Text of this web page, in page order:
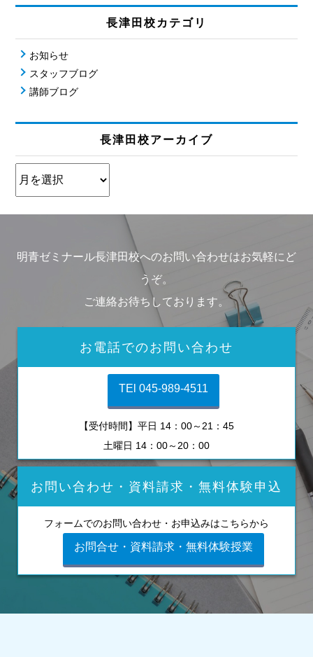
長津田校カテゴリ
お知らせ
スタッフブログ
講師ブログ
長津田校アーカイブ
明青ゼミナール長津田校へのお問い合わせはお気軽にど
うぞ。
ご連絡お待ちしております。
お電話でのお問い合わせ
TEl 045-989-4511
【受付時間】平日 14：00～21：45
土曜日 14：00～20：00
お問い合わせ・資料請求・無料体験申込
フォームでのお問い合わせ・お申込みはこちらから
お問合せ・資料請求・無料体験授業